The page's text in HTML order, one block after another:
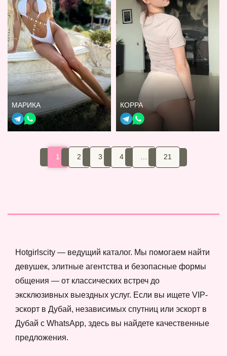
МАРИКА КОРРА
1 2 3 4 21
Hotgirlscity — ведущий каталог. Мы помогаем найти
девушек, элитные агентства и безопасные формы
общения — от классических встреч до
эксклюзивных выездных услуг. Если вы ищете VIP-
эскорт в Дубай, независимых спутниц или эскорт в
Дубай с WhatsApp, здесь вы найдете качественные
предложения.